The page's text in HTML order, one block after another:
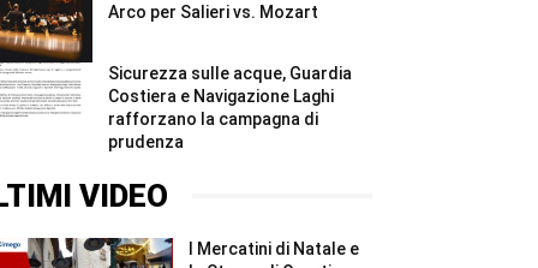
Arco per Salieri vs. Mozart
Sicurezza sulle acque, Guardia
Costiera e Navigazione Laghi
rafforzano la campagna di
prudenza
VIDEO
I Mercatini di Natale e